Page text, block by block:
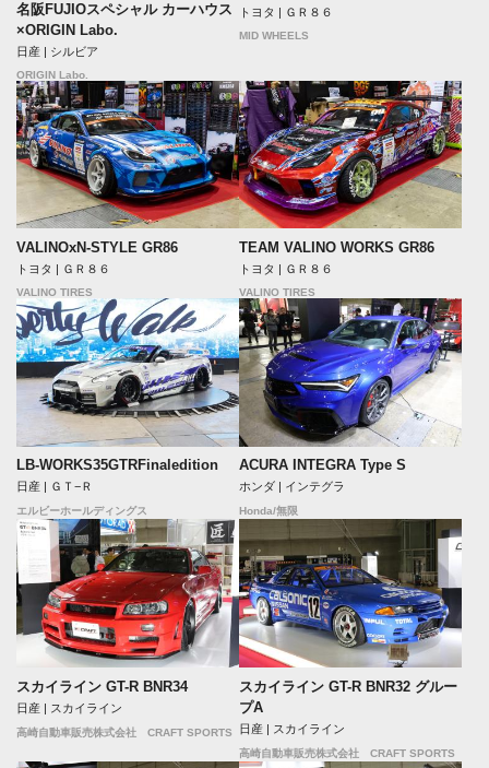
名阪FUJIOスペシャル カーハウス
×ORIGIN Labo.
日産 | シルビア
ORIGIN Labo.
トヨタ | ＧＲ８６
MID WHEELS
VALINOxN-STYLE GR86
トヨタ | ＧＲ８６
VALINO TIRES
TEAM VALINO WORKS GR86
トヨタ | ＧＲ８６
VALINO TIRES
LB-WORKS35GTRFinaledition
日産 | ＧＴ−Ｒ
エルビーホールディングス
ACURA INTEGRA Type S
ホンダ | インテグラ
Honda/無限
スカイライン GT-R BNR34
日産 | スカイライン
高崎自動車販売株式会社 CRAFT SPORTS
スカイライン GT-R BNR32 グルー
プA
日産 | スカイライン
高崎自動車販売株式会社 CRAFT SPORTS